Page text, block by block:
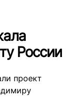
России
проект